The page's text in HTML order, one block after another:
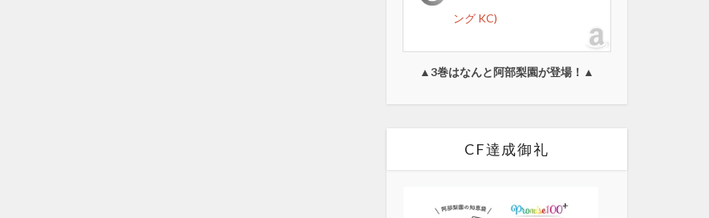
ング KC)
▲3巻はなんと阿部梨園が登場！▲
CF達成御礼